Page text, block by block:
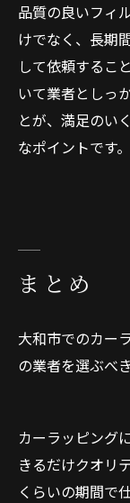
品質の良いフィ
けでなく、長期
して依頼するこ
いて業者としっ
とが、満足のい
なポイントです。
まとめ
大和市でのカー
の業者を選ぶべ
カーラッピング
きるだけクオリ
くらいの期間で